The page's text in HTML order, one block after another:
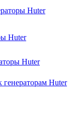
Huter
Huter
Huter
Huter